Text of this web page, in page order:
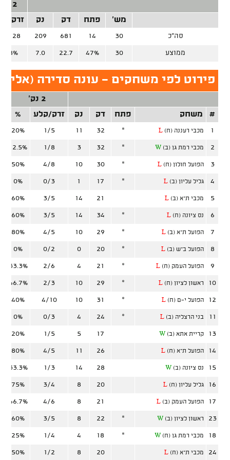
2 נק'
מש'
פתח דק נק זרק/
סה"כ 30
14
681
209
128
ממוצע 30
47%
22.7
7.0
פירוט לפי משחקים - עונה סדירה
2 נק'
#
משחק פתח דק נק זרק/קלע %
1 מכבי רעננה (ח) L
*
32
11
1/5
20%
2 מכבי רמת גן (ב) W
*
32
3
1/8
12.5%
3 הפועל חולון (ח) L
*
30
10
4/8
50%
4 גליל עליון (ב) L
*
17
1
0/3
0%
5 מכבי ת"א (ב) L
21
14
3/5
60%
6 נס ציונה (ח) L
*
34
14
3/5
60%
7 הפועל ת"א (ב) L
*
29
10
4/5
80%
8 הפועל ב"ש (ב) L
*
20
0
0/2
0%
9 הפועל העמק (ח) L
*
21
4
2/6
33.3%
10 ראשון לציון (ח) L
*
29
10
2/3
66.7%
12 הפועל י-ם (ח) L
*
31
10
4/10
40%
11 בני הרצליה (ב) L
*
24
4
0/3
0%
13 קריית אתא (ב) W
17
5
1/5
20%
14 הפועל ת"א (ח) L
26
11
4/5
80%
15 נס ציונה (ב) W
28
14
1/3
33.3%
16 גליל עליון (ח) L
20
8
3/4
75%
17 הפועל העמק (ב) L
21
8
4/6
66.7%
23 ראשון לציון (ב) W
*
22
8
3/5
60%
18 מכבי רמת גן (ח) W
*
18
4
1/4
25%
24 מכבי ת"א (ח) L
20
8
1/2
50%